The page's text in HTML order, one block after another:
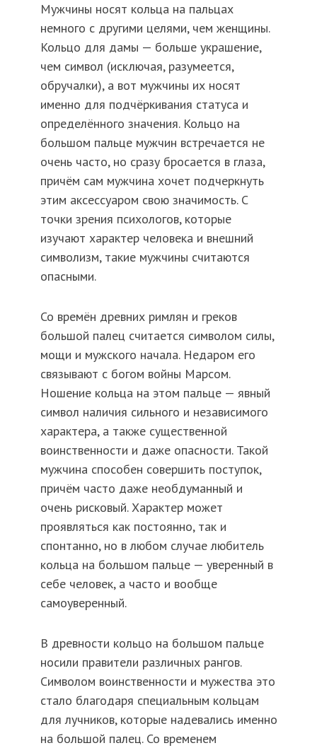
Мужчины носят кольца на пальцах
немного с другими целями, чем женщины.
Кольцо для дамы — больше украшение,
чем символ (исключая, разумеется,
обручалки), а вот мужчины их носят
именно для подчёркивания статуса и
определённого значения. Кольцо на
большом пальце мужчин встречается не
очень часто, но сразу бросается в глаза,
причём сам мужчина хочет подчеркнуть
этим аксессуаром свою значимость. С
точки зрения психологов, которые
изучают характер человека и внешний
символизм, такие мужчины считаются
опасными.
Со времён древних римлян и греков
большой палец считается символом силы,
мощи и мужского начала. Недаром его
связывают с богом войны Марсом.
Ношение кольца на этом пальце — явный
символ наличия сильного и независимого
характера, а также существенной
воинственности и даже опасности. Такой
мужчина способен совершить поступок,
причём часто даже необдуманный и
очень рисковый. Характер может
проявляться как постоянно, так и
спонтанно, но в любом случае любитель
кольца на большом пальце — уверенный в
себе человек, а часто и вообще
самоуверенный.
В древности кольцо на большом пальце
носили правители различных рангов.
Символом воинственности и мужества это
стало благодаря специальным кольцам
для лучников, которые надевались именно
на большой палец. Со временем